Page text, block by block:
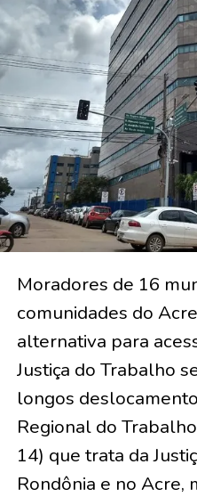
Moradores de 16
comunidades do
alternativa para
Justiça do Trabalho
longos
Regional do
14) que trata da
Rondônia e no Acre,